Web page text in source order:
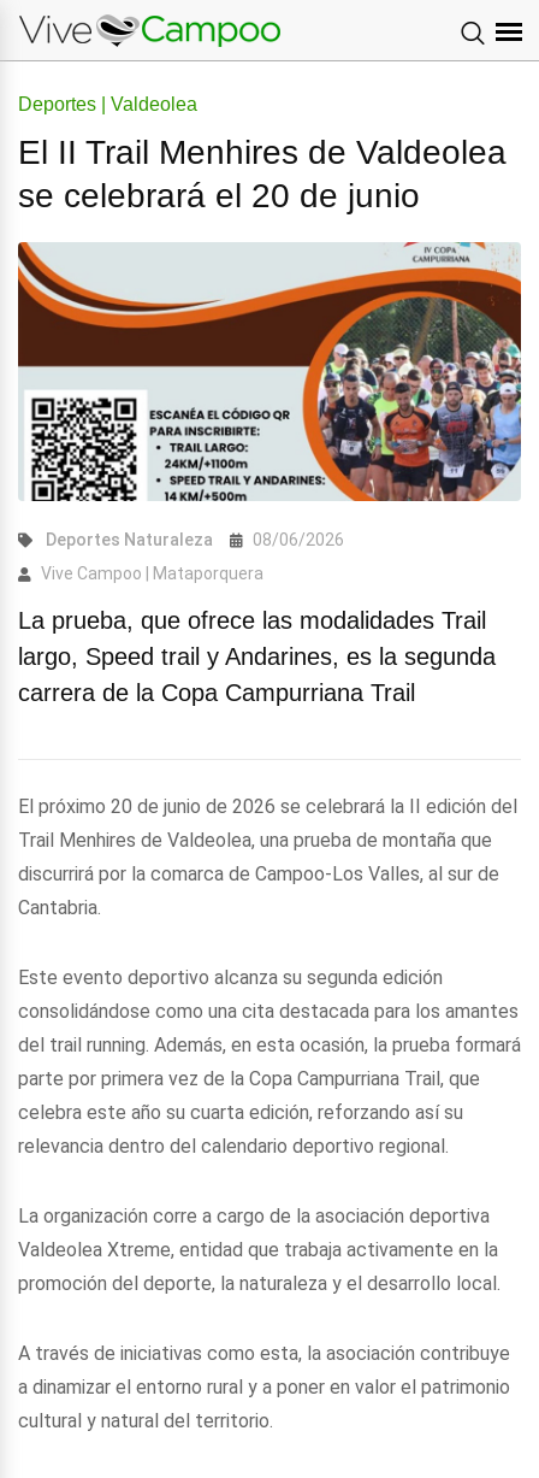
Deportes | Valdeolea
El II Trail Menhires de Valdeolea
se celebrará el 20 de junio
Deportes Naturaleza
08/06/2026
Vive Campoo | Mataporquera
La prueba, que ofrece las modalidades Trail
largo, Speed trail y Andarines, es la segunda
carrera de la Copa Campurriana Trail
El próximo 20 de junio de 2026 se celebrará la II edición del
Trail Menhires de Valdeolea, una prueba de montaña que
discurrirá por la comarca de Campoo-Los Valles, al sur de
Cantabria.
Este evento deportivo alcanza su segunda edición
consolidándose como una cita destacada para los amantes
del trail running. Además, en esta ocasión, la prueba formará
parte por primera vez de la Copa Campurriana Trail, que
celebra este año su cuarta edición, reforzando así su
relevancia dentro del calendario deportivo regional.
La organización corre a cargo de la asociación deportiva
Valdeolea Xtreme, entidad que trabaja activamente en la
promoción del deporte, la naturaleza y el desarrollo local.
A través de iniciativas como esta, la asociación contribuye
a dinamizar el entorno rural y a poner en valor el patrimonio
cultural y natural del territorio.